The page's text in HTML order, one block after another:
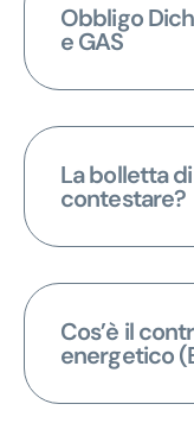
Obbligo
e GAS
La bolletta
contestare?
Cos’è il
energetico